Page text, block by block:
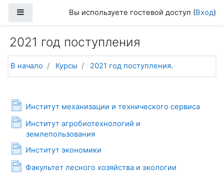
Боковая панельВы используете гостевой доступ (Вход)
2021 год поступления
В начало Курсы 2021 год поступления.
Тематический план
ОбщееИнститут механизации и технического сервисаСтраница
Институт агробиотехнологий и
землепользованияСтраница
Институт экономикиСтраница
Факультет лесного хозяйства и экологииСтраница